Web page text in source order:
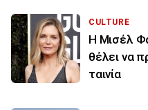
CULTURE
Η Μισέλ
θέλει να
ταινία